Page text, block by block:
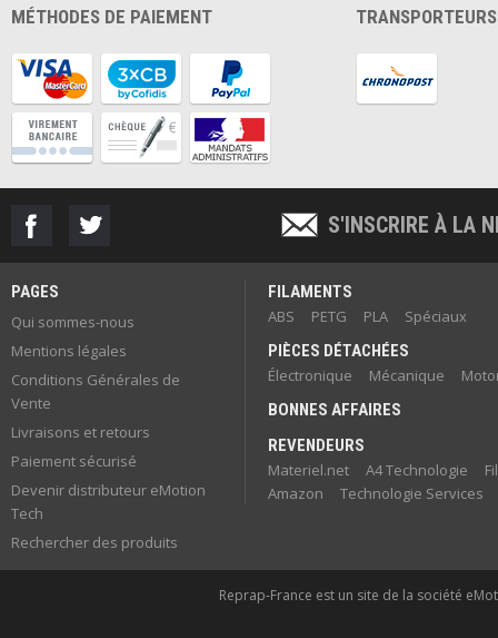
MÉTHODES DE PAIEMENT TRANSPORTEURS
S'INSCRIRE À LA
PAGES
Qui sommes-nous
Mentions légales
Conditions Générales de
Vente
Livraisons et retours
Paiement sécurisé
Devenir distributeur eMotion
Tech
Rechercher des produits
FILAMENTS
ABS
PETG PLA
Spéciaux
PIÈCES DÉTACHÉES
Électronique
Mécanique
BONNES AFFAIRES
REVENDEURS
Materiel.net
A4 Technologie
Amazon
Technologie Services
Reprap-France est un site de la société